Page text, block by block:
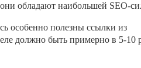
обладают наибольшей SEO-
особенно полезны ссылки из
должно быть примерно в 5-10